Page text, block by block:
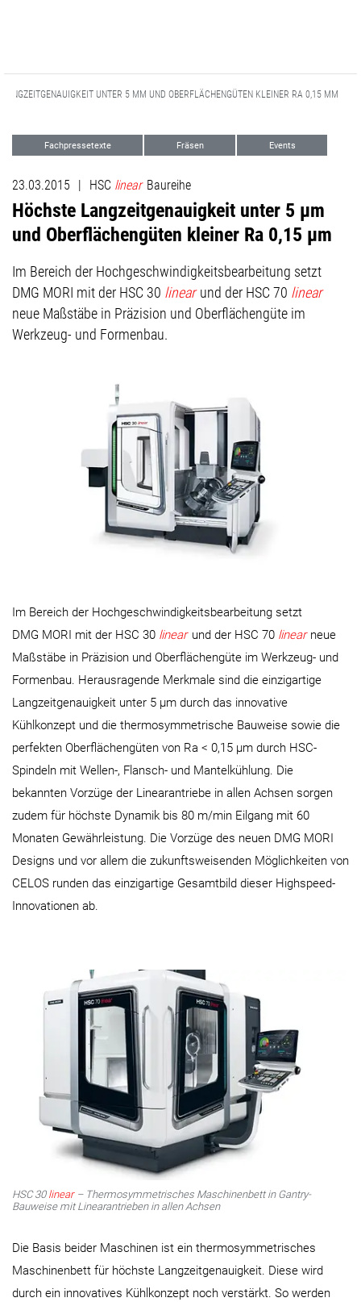
LANGZEITGENAUIGKEIT UNTER 5 ΜM UND OBERFLÄCHENGÜTEN KLEINER RA 0,15 ΜM
Fachpressetexte Fräsen Events
23.03.2015 | HSC linear Baureihe
Höchste Langzeitgenauigkeit unter 5 µm
und Oberflächengüten kleiner Ra 0,15 µm
Im Bereich der Hochgeschwindigkeitsbearbeitung setzt
DMG MORI mit der HSC 30 linearund der HSC 70 linear
neue Maßstäbe in Präzision und Oberflächengüte im
Werkzeug- und Formenbau.
Im Bereich der Hochgeschwindigkeitsbearbeitung setzt
DMG MORI mit der HSC 30 linear und der HSC 70 linear neue
Maßstäbe in Präzision und Oberflächengüte im Werkzeug- und
Formenbau. Herausragende Merkmale sind die einzigartige
Langzeitgenauigkeit unter 5 µm durch das innovative
Kühlkonzept und die thermosymmetrische Bauweise sowie die
perfekten Oberflächengüten von Ra < 0,15 µm durch HSC-
Spindeln mit Wellen-, Flansch- und Mantelkühlung. Die
bekannten Vorzüge der Linearantriebe in allen Achsen sorgen
zudem für höchste Dynamik bis 80 m/min Eilgang mit 60
Monaten Gewährleistung. Die Vorzüge des neuen DMG MORI
Designs und vor allem die zukunftsweisenden Möglichkeiten von
CELOS runden das einzigartige Gesamtbild dieser Highspeed-
Innovationen ab.
HSC 30 linear – Thermosymmetrisches Maschinenbett in Gantry-
Bauweise mit Linearantrieben in allen Achsen
Die Basis beider Maschinen ist ein thermosymmetrisches
Maschinenbett für höchste Langzeitgenauigkeit. Diese wird
durch ein innovatives Kühlkonzept noch verstärkt. So werden